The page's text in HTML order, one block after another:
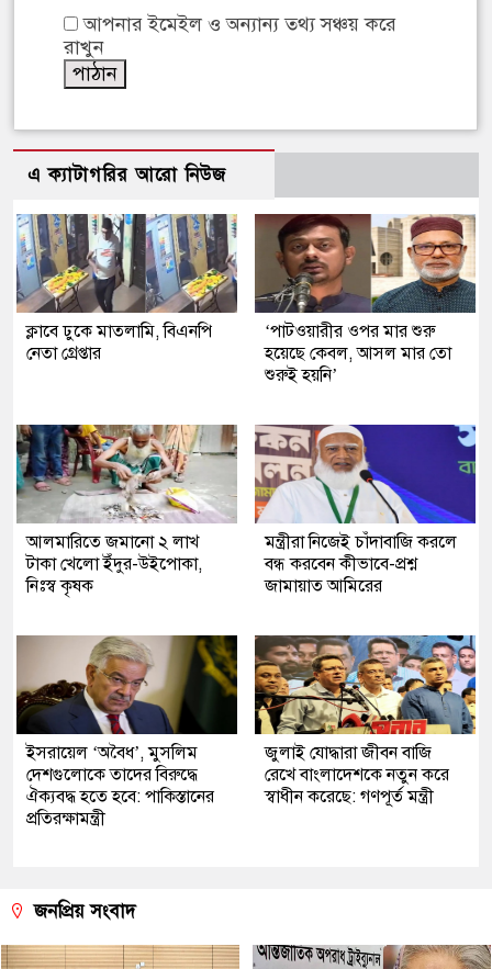
আপনার ইমেইল ও অন্যান্য তথ্য সঞ্চয় করে
রাখুন
এ ক্যাটাগরির আরো নিউজ
ক্লাবে ঢুকে মাতলামি, বিএনপি
নেতা গ্রেপ্তার
‘পাটওয়ারীর ওপর মার শুরু
হয়েছে কেবল, আসল মার তো
শুরুই হয়নি’
আলমারিতে জমানো ২ লাখ
টাকা খেলো ইঁদুর-উইপোকা,
নিঃস্ব কৃষক
মন্ত্রীরা নিজেই চাঁদাবাজি করলে
বন্ধ করবেন কীভাবে-প্রশ্ন
জামায়াত আমিরের
ইসরায়েল ‘অবৈধ’, মুসলিম
দেশগুলোকে তাদের বিরুদ্ধে
ঐক্যবদ্ধ হতে হবে: পাকিস্তানের
প্রতিরক্ষামন্ত্রী
জুলাই যোদ্ধারা জীবন বাজি
রেখে বাংলাদেশকে নতুন করে
স্বাধীন করেছে: গণপূর্ত মন্ত্রী
জনপ্রিয় সংবাদ